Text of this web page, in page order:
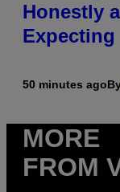
Honestly
Expecting
50 minutes ago
MORE
FROM